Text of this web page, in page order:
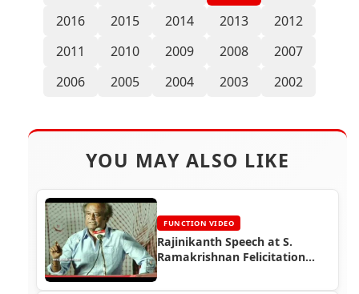
2016
2015 2014 2013
2012
2011
2010 2009 2008
2007
2006
2005 2004 2003 2002
YOU MAY ALSO LIKE
FUNCTION VIDEO
Rajinikanth Speech at S.
Ramakrishnan Felicitation